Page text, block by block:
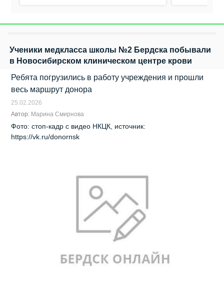
Ученики медкласса школы №2 Бердска побывали
в Новосибирском клиническом центре крови
Ребята погрузились в работу учреждения и прошли
весь маршрут донора
25.02.2026
Автор: Марина Смирнова
Фото: стоп-кадр с видео НКЦК, источник:
https://vk.ru/donornsk